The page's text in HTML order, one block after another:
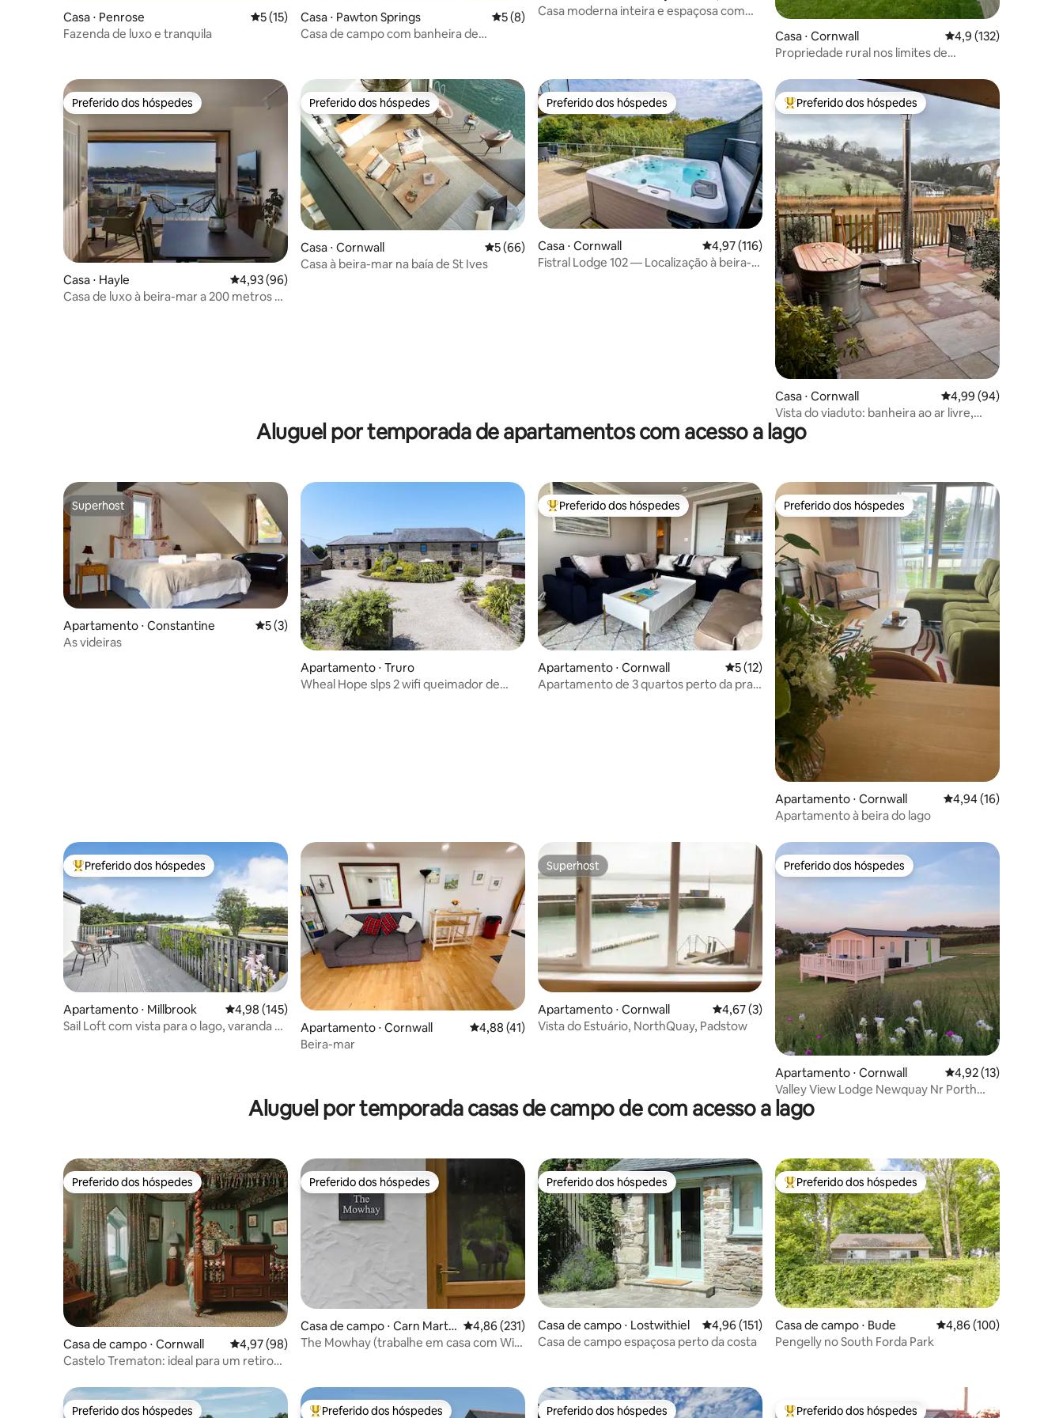
Casa ⋅ Penrose 5 de uma avaliação média de 5, 15 avaliações
5 (15)
Fazenda de luxo e tranquila
Casa ⋅ Pawton Springs 5 de uma avaliação média de 5, 8 avaliações
5 (8)
Casa de campo com banheira de
Casa moderna inteira e espaçosa com
Casa ⋅ Cornwall 4,9 de uma avaliação
4,9 (132)
Propriedade rural nos limites de
Preferido dos hóspedes
Preferido dos hóspedes
Casa ⋅ Hayle 4,93 de uma avaliação média de 5, 96 avaliações
4,93 (96)
Casa de luxo à beira-mar a 200 metros da
Preferido dos hóspedes
Preferido dos hóspedes
Casa ⋅ Cornwall 5 de uma avaliação média de 5, 66 avaliações
5 (66)
Casa à beira-mar na baía de St Ives
Preferido dos hóspedes
Preferido dos hóspedes
Casa ⋅ Cornwall 4,97 de uma avaliação média de 5, 116 avaliações
4,97 (116)
Fistral Lodge 102 — Localização à beira-
Entre os melhores preferidos dos hóspedes
Preferido dos hóspedes
Casa ⋅ Cornwall 4,99 de uma
4,99 (94)
Vista do viaduto: banheira ao ar livre,
cama king elegante
Aluguel por temporada de apartamentos com acesso a lago
Superhost
Superhost
Apartamento ⋅ Constantine 5 de uma avaliação média de 5, 3 avaliações
5 (3)
As videiras
Apartamento ⋅ Truro
Wheal Hope slps 2 wifi queimador de
Entre os melhores preferidos dos hóspedes
Preferido dos hóspedes
Apartamento ⋅ Cornwall 5 de uma avaliação média de 5, 12 avaliações
5 (12)
Apartamento de 3 quartos perto da praia
Preferido dos hóspedes
Preferido dos hóspedes
Apartamento ⋅ Cornwall 4,94 de uma
4,94 (16)
Apartamento à beira do lago
Entre os melhores preferidos dos hóspedes
Preferido dos hóspedes
Apartamento ⋅ Millbrook 4,98 de uma avaliação média de 5, 145 avaliações
4,98 (145)
Sail Loft com vista para o lago, varanda e
Apartamento ⋅ Cornwall 4,88 de uma avaliação média de 5, 41 avaliações
4,88 (41)
Beira-mar
Superhost
Superhost
Apartamento ⋅ Cornwall 4,67 de uma avaliação média de 5, 3 avaliações
4,67 (3)
Vista do Estuário, NorthQuay, Padstow
Preferido dos hóspedes
Preferido dos hóspedes
Apartamento ⋅ Cornwall 4,92 de uma
4,92 (13)
Valley View Lodge Newquay Nr Porth
Beach em PVR
Aluguel por temporada casas de campo de com acesso a lago
Preferido dos hóspedes
Preferido dos hóspedes
Casa de campo ⋅ Cornwall 4,97 de uma avaliação média de 5, 98 avaliações
4,97 (98)
Castelo Trematon: ideal para um retiro
Preferido dos hóspedes
Preferido dos hóspedes
Casa de campo ⋅ Carn Mart
h, Redruth
4,86 de uma avaliação média de 5, 231 avaliações
4,86 (231)
The Mowhay (trabalhe em casa com Wi-
Preferido dos hóspedes
Preferido dos hóspedes
Casa de campo ⋅ Lostwithiel 4,96 de uma avaliação média de 5, 151 avaliações
4,96 (151)
Casa de campo espaçosa perto da costa
Entre os melhores preferidos dos hóspedes
Preferido dos hóspedes
Casa de campo ⋅ Bude 4,86 de uma avaliação
4,86 (100)
Pengelly no South Forda Park
Preferido dos hóspedes Preferido dos hóspedes Preferido dos hóspedes Preferido dos hóspedes